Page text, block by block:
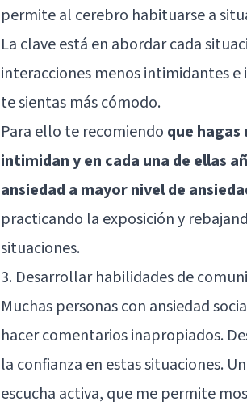
permite al cerebro habituarse a
La clave está en abordar cada
interacciones menos intimidantes
te sientas más cómodo.
Para ello te recomiendo que hagas
intimidan y en cada una de ellas
ansiedad a mayor nivel de
practicando la exposición y
situaciones.
3. Desarrollar habilidades de
Muchas personas con ansiedad
hacer comentarios inapropiados.
la confianza en estas situaciones.
escucha activa, que me permite